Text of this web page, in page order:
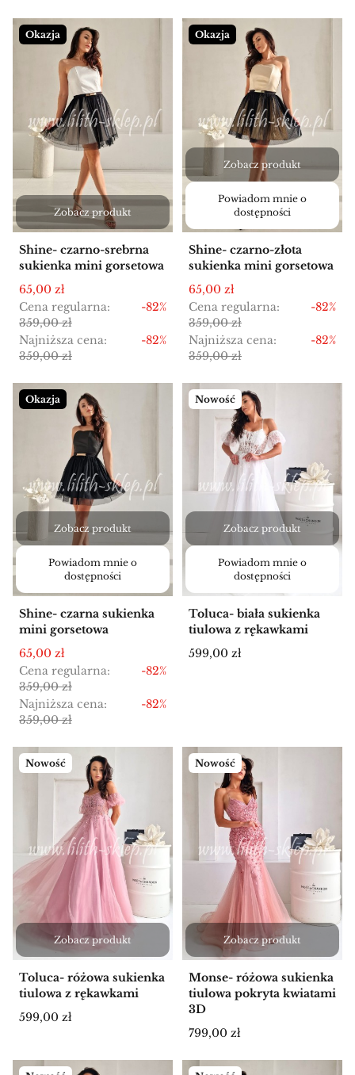
Okazja
Zobacz produkt
Shine- czarno-srebrna
sukienka mini gorsetowa
Cena promocyjna
65,00 zł
Cena regularna:
359,00 zł
-82%
Najniższa cena:
359,00 zł
-82%
Okazja
Zobacz produkt
Powiadom mnie o
dostępności
Shine- czarno-złota
sukienka mini gorsetowa
Cena promocyjna
65,00 zł
Cena regularna:
359,00 zł
-82%
Najniższa cena:
359,00 zł
-82%
Okazja
Zobacz produkt
Powiadom mnie o
dostępności
Shine- czarna sukienka
mini gorsetowa
Cena promocyjna
65,00 zł
Cena regularna:
359,00 zł
-82%
Najniższa cena:
359,00 zł
-82%
Nowość
Zobacz produkt
Powiadom mnie o
dostępności
Toluca- biała sukienka
tiulowa z rękawkami
Cena
599,00 zł
Nowość
Zobacz produkt
Toluca- różowa sukienka
tiulowa z rękawkami
Cena
599,00 zł
Nowość
Zobacz produkt
Monse- różowa sukienka
tiulowa pokryta kwiatami
3D
Cena
799,00 zł